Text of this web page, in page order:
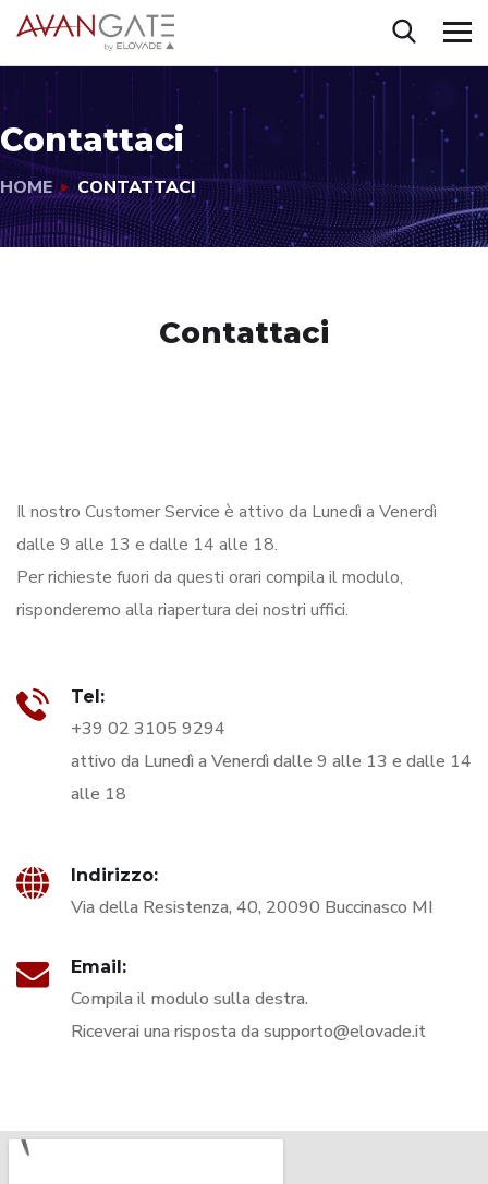
Contattaci
HOME CONTATTACI
Contattaci
Il nostro Customer Service è attivo da Lunedì a Venerdì
dalle 9 alle 13 e dalle 14 alle 18.
Per richieste fuori da questi orari compila il modulo,
risponderemo alla riapertura dei nostri uffici.
Tel:
+39 02 3105 9294
attivo da Lunedì a Venerdì dalle 9 alle 13 e dalle 14
alle 18
Indirizzo:
Via della Resistenza, 40, 20090 Buccinasco MI
Email:
Compila il modulo sulla destra.
Riceverai una risposta da supporto@elovade.it